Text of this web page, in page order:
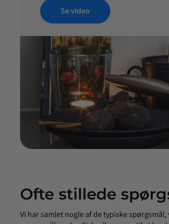
Se video
Ofte stillede
Vi har samlet nogle af de typiske